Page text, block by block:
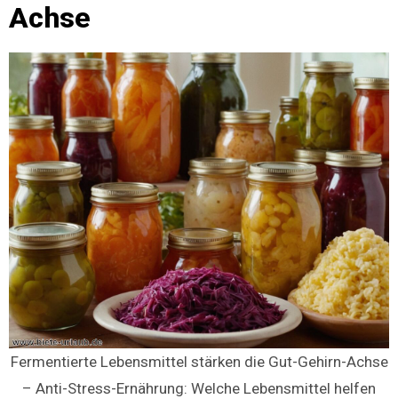
Achse
Fermentierte Lebensmittel stärken die Gut-Gehirn-Achse
– Anti-Stress-Ernährung: Welche Lebensmittel helfen